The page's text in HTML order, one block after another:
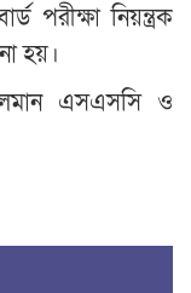
পরীক্ষা নিয়ন্ত্রক
হয়।
এসএসসি ও